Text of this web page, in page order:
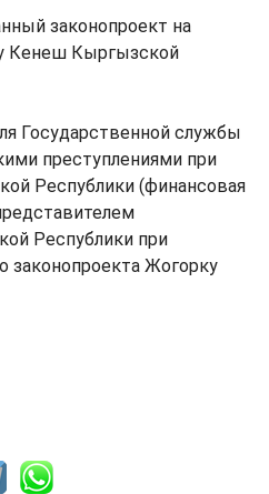
законопроект на
Кенеш Кыргызской
Государственной службы
преступлениями при
Республики (финансовая
Республики при
законопроекта Жогорку